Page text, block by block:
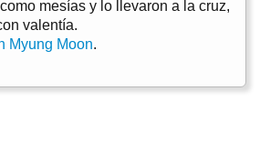
mesías y lo llevaron a la cruz,
valentía.
Myung Moon.